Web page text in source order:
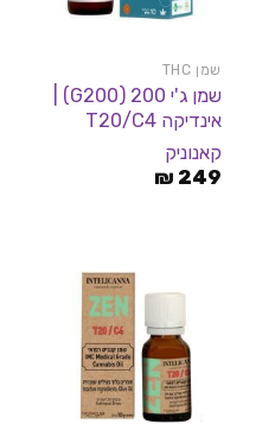
שמן THC
שמן ג'י 200 (G200) |
אינדיקה T20/C4
קאנוניק
249
₪